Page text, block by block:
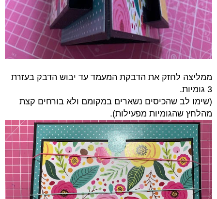
ממליצה לחזק את הדבקת המעמד עד יבוש הדבק בעזרת
3 גומיות.
(שימו לב שהכיסים נשארים במקומם ולא בורחים קצת
מהלחץ שהגומיות מפעילות).